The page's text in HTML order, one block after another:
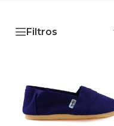
Filtros